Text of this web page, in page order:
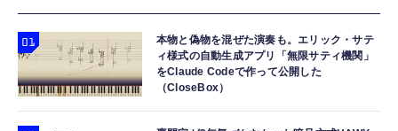
本物と偽物を混ぜた演奏も。エリック・サテ
ィ様式の自動生成アプリ「無限サティ機関」
をClaude Codeで作って公開した
（CloseBox）